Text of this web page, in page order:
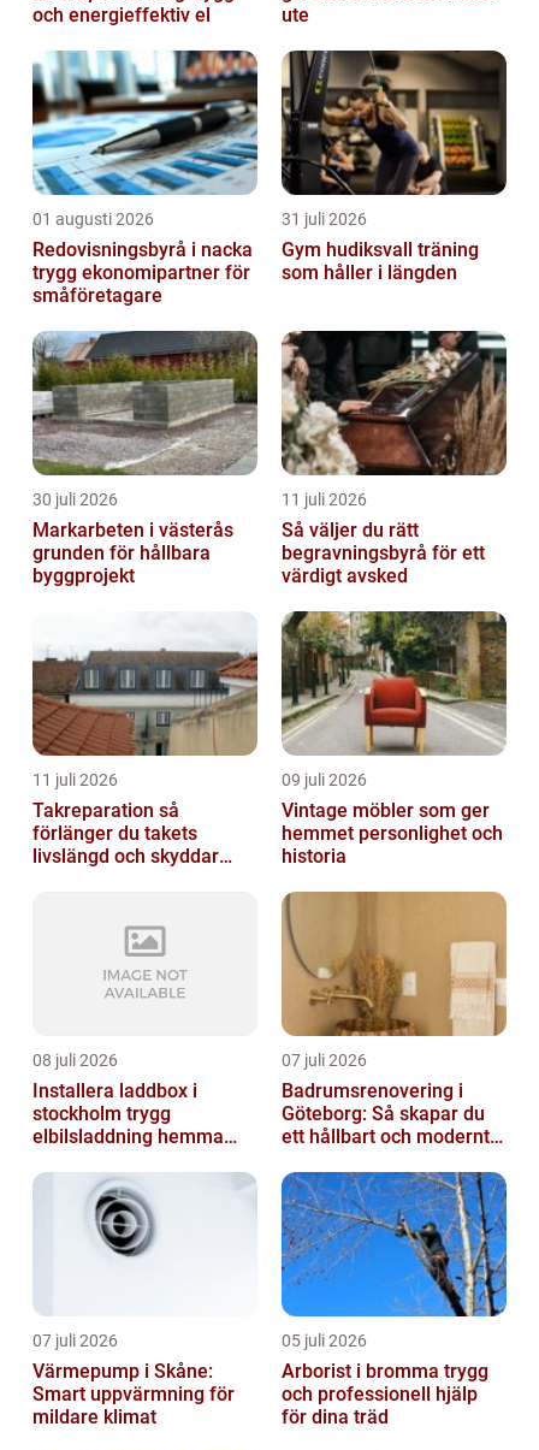
och energieffektiv el
ute
01 augusti 2026
Redovisningsbyrå i nacka
trygg ekonomipartner för
småföretagare
31 juli 2026
Gym hudiksvall träning
som håller i längden
30 juli 2026
Markarbeten i västerås
grunden för hållbara
byggprojekt
11 juli 2026
Så väljer du rätt
begravningsbyrå för ett
värdigt avsked
11 juli 2026
Takreparation så
förlänger du takets
livslängd och skyddar
09 juli 2026
Vintage möbler som ger
hemmet personlighet och
historia
08 juli 2026
Installera laddbox i
stockholm trygg
elbilsladdning hemma
07 juli 2026
Badrumsrenovering i
Göteborg: Så skapar du
ett hållbart och modernt
07 juli 2026
Värmepump i Skåne:
Smart uppvärmning för
mildare klimat
05 juli 2026
Arborist i bromma trygg
och professionell hjälp
för dina träd